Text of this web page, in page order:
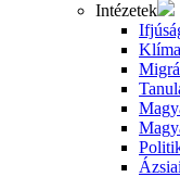
Intézetek